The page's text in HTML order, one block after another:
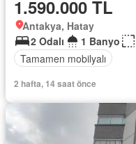
1.590.000 TL
Antakya, Hatay
2 Odalı
1 Banyo
Tamamen mobilyalı
2 hafta, 14 saat önce